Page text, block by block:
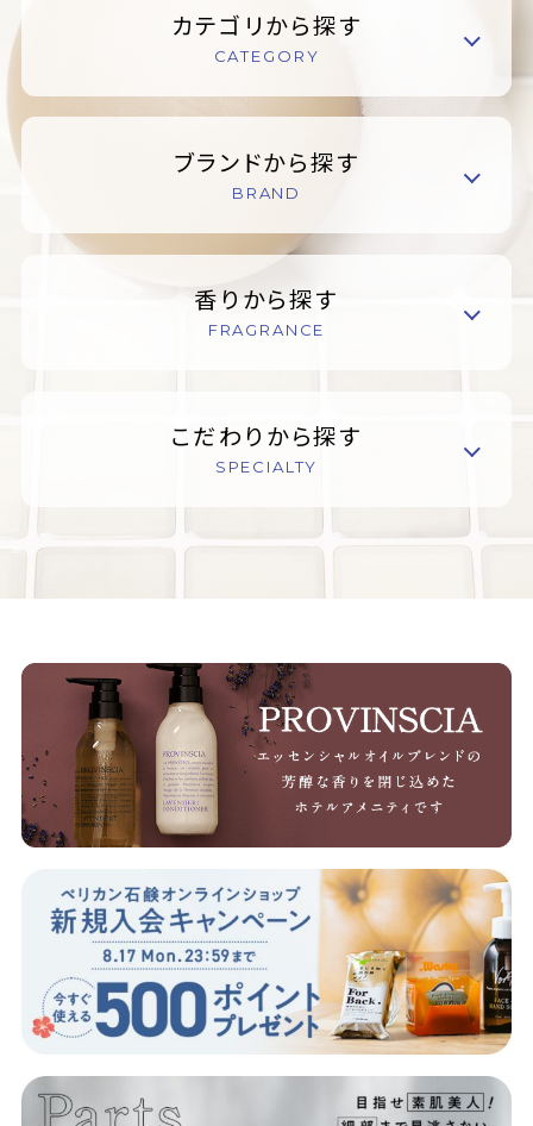
カテゴリから探す
CATEGORY
ブランドから探す
BRAND
香りから探す
FRAGRANCE
こだわりから探す
SPECIALTY